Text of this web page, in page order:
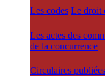
Les codes Le droit
Les actes des
de la concurrence
Circulaires publiées